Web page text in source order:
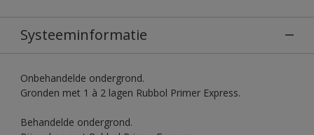
Systeeminformatie
Onbehandelde ondergrond.
Gronden met 1 à 2 lagen Rubbol Primer Express.
Behandelde ondergrond.